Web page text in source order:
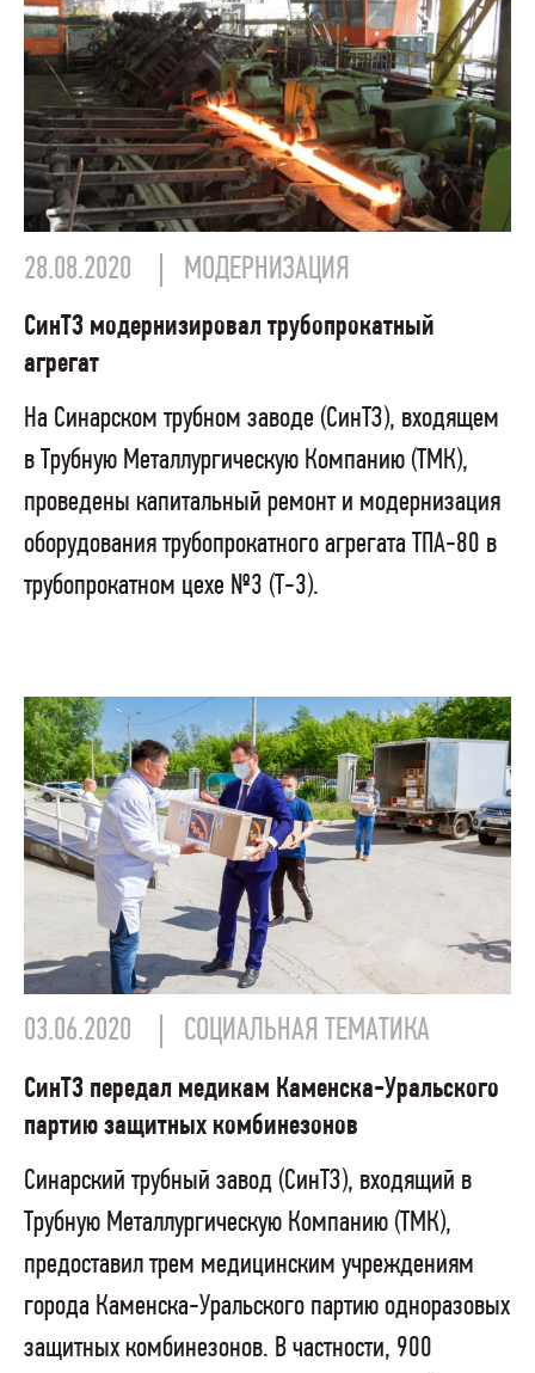
28.08.2020 МОДЕРНИЗАЦИЯ
СинТЗ модернизировал трубопрокатный
агрегат
На Синарском трубном заводе (СинТЗ), входящем
в Трубную Металлургическую Компанию (ТМК),
проведены капитальный ремонт и модернизация
оборудования трубопрокатного агрегата ТПА-80 в
трубопрокатном цехе №3 (Т-3).
03.06.2020 СОЦИАЛЬНАЯ ТЕМАТИКА
СинТЗ передал медикам Каменска-Уральского
партию защитных комбинезонов
Синарский трубный завод (СинТЗ), входящий в
Трубную Металлургическую Компанию (ТМК),
предоставил трем медицинским учреждениям
города Каменска-Уральского партию одноразовых
защитных комбинезонов. В частности, 900